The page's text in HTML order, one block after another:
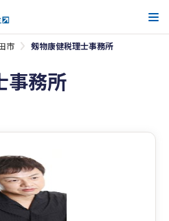
市 剱物康健税理士事務所
事務所